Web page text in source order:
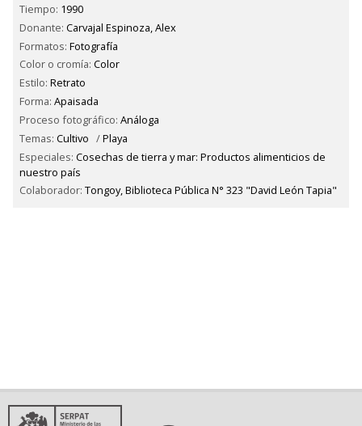
Tiempo: 1990
Donante: Carvajal Espinoza, Alex
Formatos: Fotografía
Color o cromía: Color
Estilo: Retrato
Forma: Apaisada
Proceso fotográfico: Análoga
Temas: Cultivo /Playa
Especiales: Cosechas de tierra y mar: Productos alimenticios de
nuestro país
Colaborador: Tongoy, Biblioteca Pública N° 323 "David León Tapia"